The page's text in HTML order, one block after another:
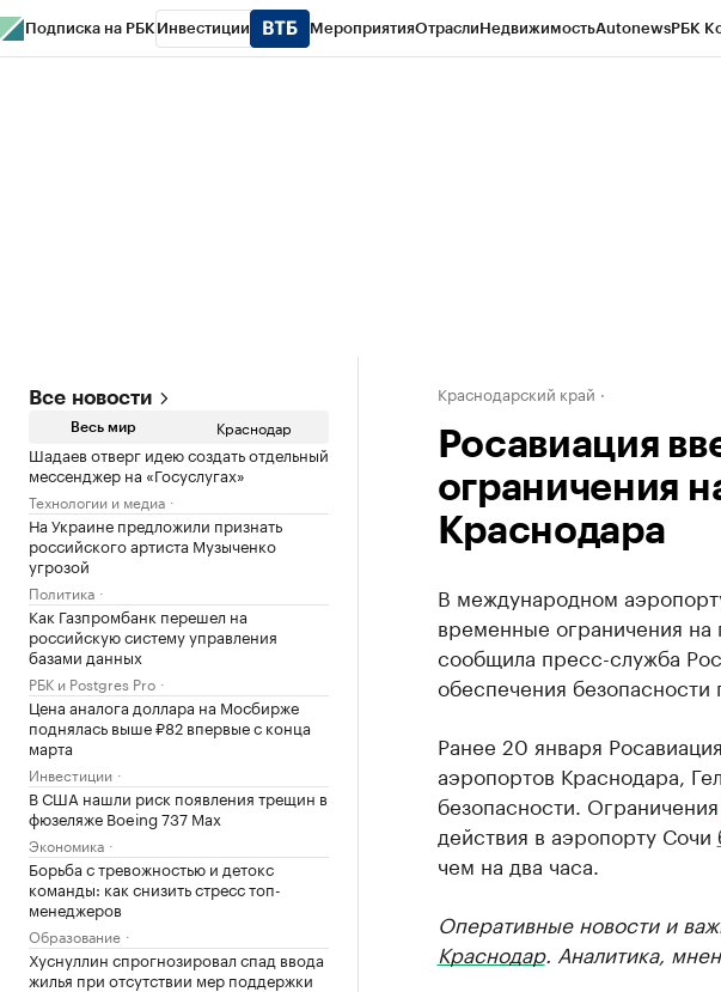
Подписка на РБК Инвестиции МероприятияОтраслиНедвижимостьAutonewsРБК
Все новости
Весь мир Краснодар
Шадаев отверг идею создать отдельный
мессенджер на «Госуслугах»
Технологии и медиа
На Украине предложили признать
российского артиста Музыченко
угрозой
Политика
Как Газпромбанк перешел на
российскую систему управления
базами данных
РБК и Postgres Pro
Цена аналога доллара на Мосбирже
поднялась выше ₽82 впервые с конца
марта
Инвестиции
В США нашли риск появления трещин в
фюзеляже Boeing 737 Max
Экономика
Борьба с тревожностью и детокс
команды: как снизить стресс топ-
менеджеров
Образование
Хуснуллин спрогнозировал спад ввода
жилья при отсутствии мер поддержки
Краснодарский край
Росавиация
ограничения
Краснодара
В международном
временные ограничения
сообщила пресс-служба
обеспечения безопасности
Ранее 20 января Росавиация
аэропортов Краснодара,
безопасности. Ограничения
действия в аэропорту Сочи
чем на два часа.
Оперативные новости и
Краснодар. Аналитика,